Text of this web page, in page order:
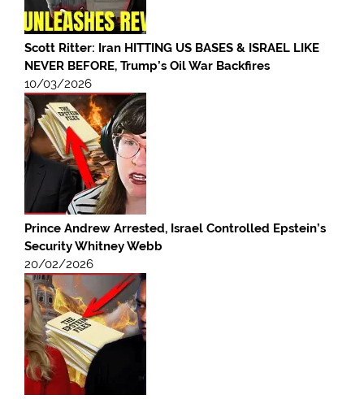
Scott Ritter: Iran HITTING US BASES & ISRAEL LIKE
NEVER BEFORE, Trump’s Oil War Backfires
10/03/2026
Prince Andrew Arrested, Israel Controlled Epstein’s
Security Whitney Webb
20/02/2026